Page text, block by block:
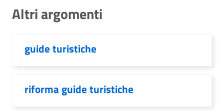
Altri argomenti
guide turistiche
riforma guide turistiche